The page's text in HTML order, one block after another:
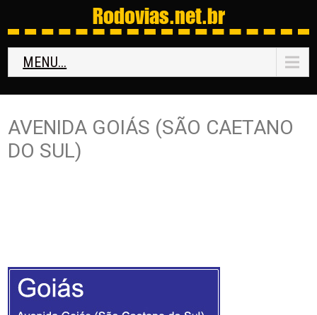
Rodovias.net.br
MENU...
AVENIDA GOIÁS (SÃO CAETANO
DO SUL)